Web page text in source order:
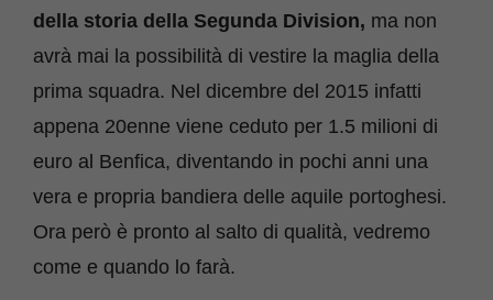
della storia della Segunda Division, ma non
avrà mai la possibilità di vestire la maglia della
prima squadra. Nel dicembre del 2015 infatti
appena 20enne viene ceduto per 1.5 milioni di
euro al Benfica, diventando in pochi anni una
vera e propria bandiera delle aquile portoghesi.
Ora però è pronto al salto di qualità, vedremo
come e quando lo farà.